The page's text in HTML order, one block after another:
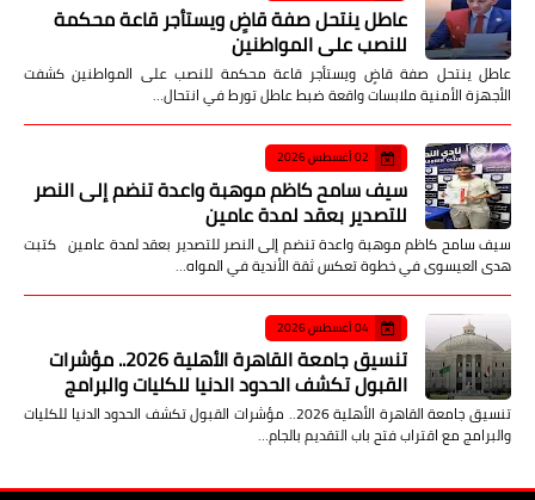
عاطل ينتحل صفة قاضٍ ويستأجر قاعة محكمة
للنصب على المواطنين
عاطل ينتحل صفة قاضٍ ويستأجر قاعة محكمة للنصب على المواطنين كشفت
الأجهزة الأمنية ملابسات واقعة ضبط عاطل تورط في انتحال…
02 أغسطس 2026
سيف سامح كاظم موهبة واعدة تنضم إلى النصر
للتصدير بعقد لمدة عامين
سيف سامح كاظم موهبة واعدة تنضم إلى النصر للتصدير بعقد لمدة عامين كتبت
هدى العيسوى في خطوة تعكس ثقة الأندية في المواه…
04 أغسطس 2026
تنسيق جامعة القاهرة الأهلية 2026.. مؤشرات
القبول تكشف الحدود الدنيا للكليات والبرامج
تنسيق جامعة القاهرة الأهلية 2026.. مؤشرات القبول تكشف الحدود الدنيا للكليات
والبرامج مع اقتراب فتح باب التقديم بالجام…